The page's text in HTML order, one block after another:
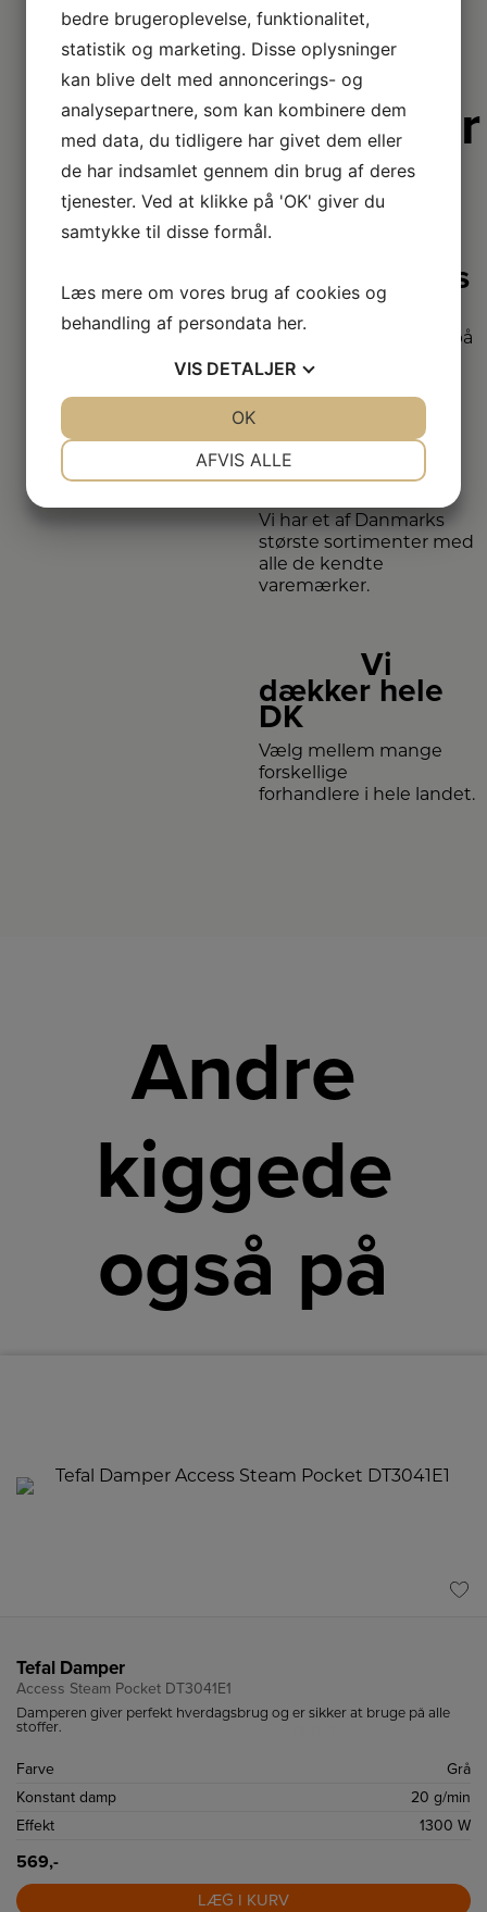
Derfor er
vi lidt
bedre
2+2 års
garanti
Vi har udvidet garanti på
udvalgte produkter
Stort
sortiment
Vi har et af Danmarks
største sortimenter med
alle de kendte
varemærker.
Vi
dækker hele
DK
Vælg mellem mange
forskellige
forhandlere i hele landet.
Andre
kiggede
også på
Tefal Damper
Access Steam Pocket DT3041E1
Damperen giver perfekt hverdagsbrug og er sikker at bruge på alle
stoffer.
Farve
Grå
Konstant damp
20 g/min
Effekt
1300 W
569,-
LÆG I KURV
bedre brugeroplevelse, funktionalitet,
statistik og marketing. Disse oplysninger
kan blive delt med annoncerings- og
analysepartnere, som kan kombinere dem
med data, du tidligere har givet dem eller
de har indsamlet gennem din brug af deres
tjenester. Ved at klikke på 'OK' giver du
samtykke til disse formål.
Læs mere om vores brug af cookies og
behandling af persondata her.
VIS DETALJER
STATISTIK
AFVIS ALLE
OK